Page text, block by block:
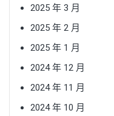
2025 年 3 月
2025 年 2 月
2025 年 1 月
2024 年 12 月
2024 年 11 月
2024 年 10 月